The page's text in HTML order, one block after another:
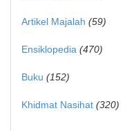
Artikel Majalah (59)
Ensiklopedia (470)
Buku (152)
Khidmat Nasihat (320)